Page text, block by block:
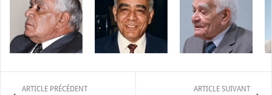
ARTICLE PRÉCÉDENT ARTICLE SUIVANT